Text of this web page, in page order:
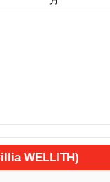
WELLITH)